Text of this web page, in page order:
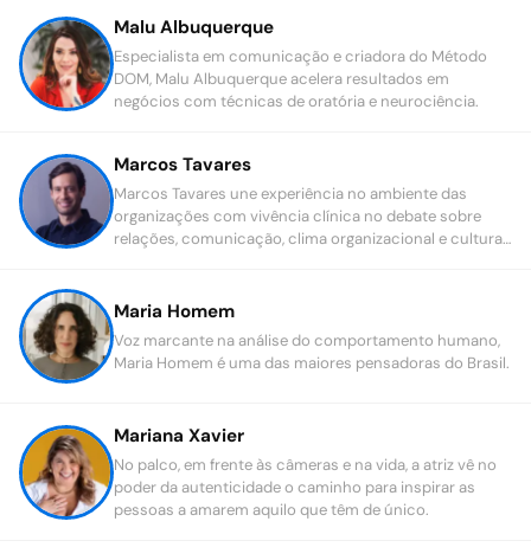
Malu Albuquerque
Especialista em comunicação e criadora do Método
DOM, Malu Albuquerque acelera resultados em
negócios com técnicas de oratória e neurociência.
Marcos Tavares
Marcos Tavares une experiência no ambiente das
organizações com vivência clínica no debate sobre
relações, comunicação, clima organizacional e cultura
Maria Homem
Voz marcante na análise do comportamento humano,
Maria Homem é uma das maiores pensadoras do Brasil.
Mariana Xavier
No palco, em frente às câmeras e na vida, a atriz vê no
poder da autenticidade o caminho para inspirar as
pessoas a amarem aquilo que têm de único.